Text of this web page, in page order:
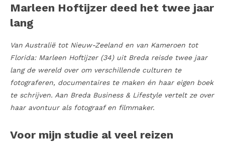
Marleen Hoftijzer deed het twee jaar
lang
Van Australië tot Nieuw-Zeeland en van Kameroen tot
Florida: Marleen Hoftijzer (34) uit Breda reisde twee jaar
lang de wereld over om verschillende culturen te
fotograferen, documentaires te maken én haar eigen boek
te schrijven. Aan Breda Business & Lifestyle vertelt ze over
haar avontuur als fotograaf en filmmaker.
Voor mijn studie al veel reizen